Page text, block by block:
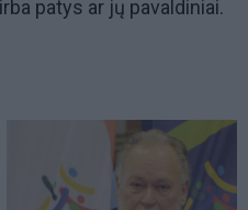
patys ar jų pavaldiniai.